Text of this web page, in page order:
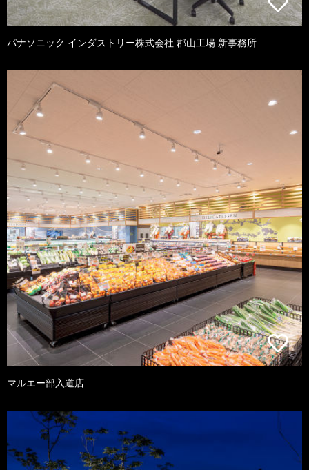
パナソニック インダストリー株式会社 郡山工場 新事務所
マルエー部入道店